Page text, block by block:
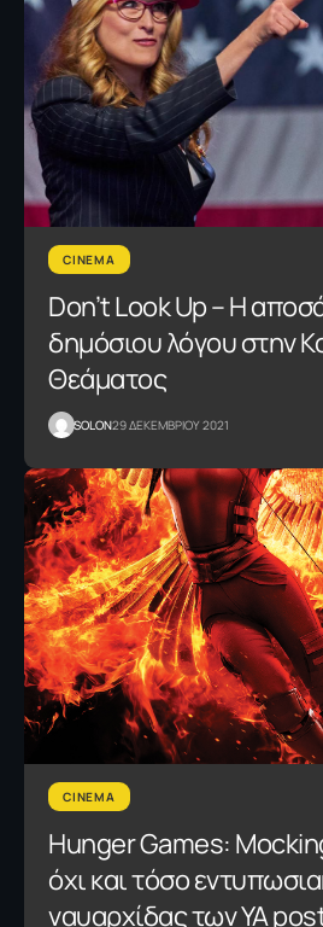
CINEMA
Don’t Look Up – Η
δημόσιου λόγου στην
Θεάματος
SOLON29 ΔΕΚΕΜΒΡΙΟΥ 2021
CINEMA
Hunger Games:
όχι και τόσο
ναυαρχίδας των ΥΑ